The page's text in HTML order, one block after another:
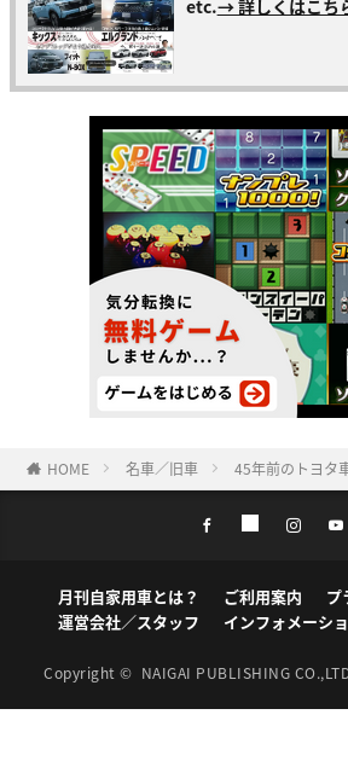
etc.→ 詳しくはこち
HOME 名車／旧車 45年前のトヨタ
月刊自家用車とは？ ご利用案内
プ
運営会社／スタッフ
インフォメーシ
Copyright © NAIGAI PUBLISHING